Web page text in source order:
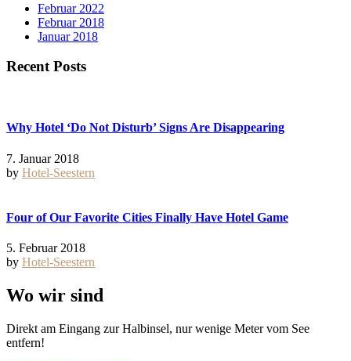
Februar 2022
Februar 2018
Januar 2018
Recent Posts
Why Hotel ‘Do Not Disturb’ Signs Are Disappearing
7. Januar 2018
by Hotel-Seestern
Four of Our Favorite Cities Finally Have Hotel Game
5. Februar 2018
by Hotel-Seestern
Wo wir sind
Direkt am Eingang zur Halbinsel, nur wenige Meter vom See
entfern!